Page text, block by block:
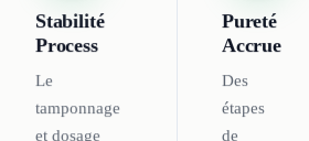
Stabilité
Process
Le
tamponnage
et dosage
Pureté
Accrue
Des
étapes
de